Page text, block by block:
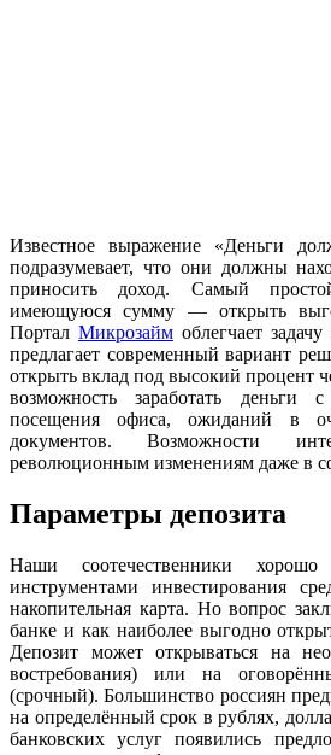
Известное выражение «Деньги
подразумевает, что они должны
приносить доход. Самый
имеющуюся сумму — открыть
Портал Микрозайм облегчает
предлагает современный вариант
открыть вклад под высокий процент
возможность заработать
посещения офиса, ожиданий в
документов. Возможности
революционным изменениям даже в
Параметры депозита
Наши соотечественники
инструментами инвестирования
накопительная карта. Но вопрос
банке и как наиболее выгодно
Депозит может открываться на
востребования) или на
(срочный). Большинство россиян
на определённый срок в рублях,
банковских услуг появились